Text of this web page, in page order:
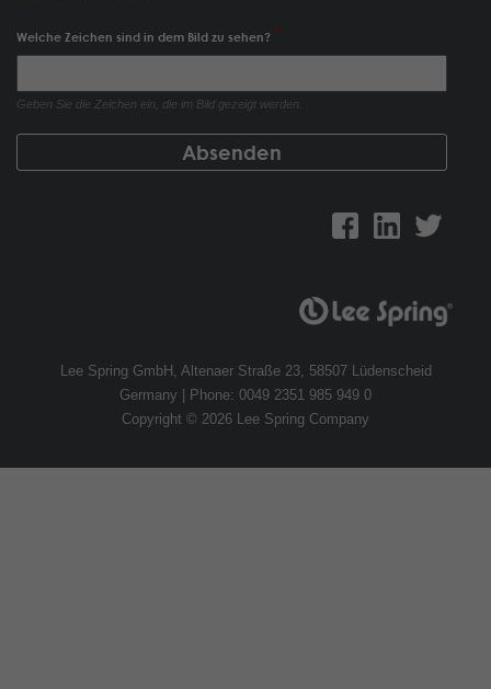
Welche Zeichen sind in dem Bild zu sehen?
Geben Sie die Zeichen ein, die im Bild gezeigt werden.
Lee Spring GmbH, Altenaer Straße 23, 58507 Lüdenscheid
Germany | Phone: 0049 2351 985 949 0
Copyright © 2026 Lee Spring Company